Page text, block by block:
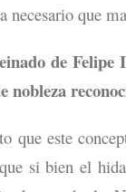
necesario que
de Felipe
nobleza
que este
si bien el